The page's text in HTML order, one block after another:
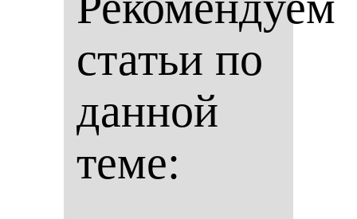
статьи по
данной
теме: